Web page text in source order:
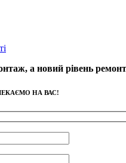
а новий рівень
НА ВАС!